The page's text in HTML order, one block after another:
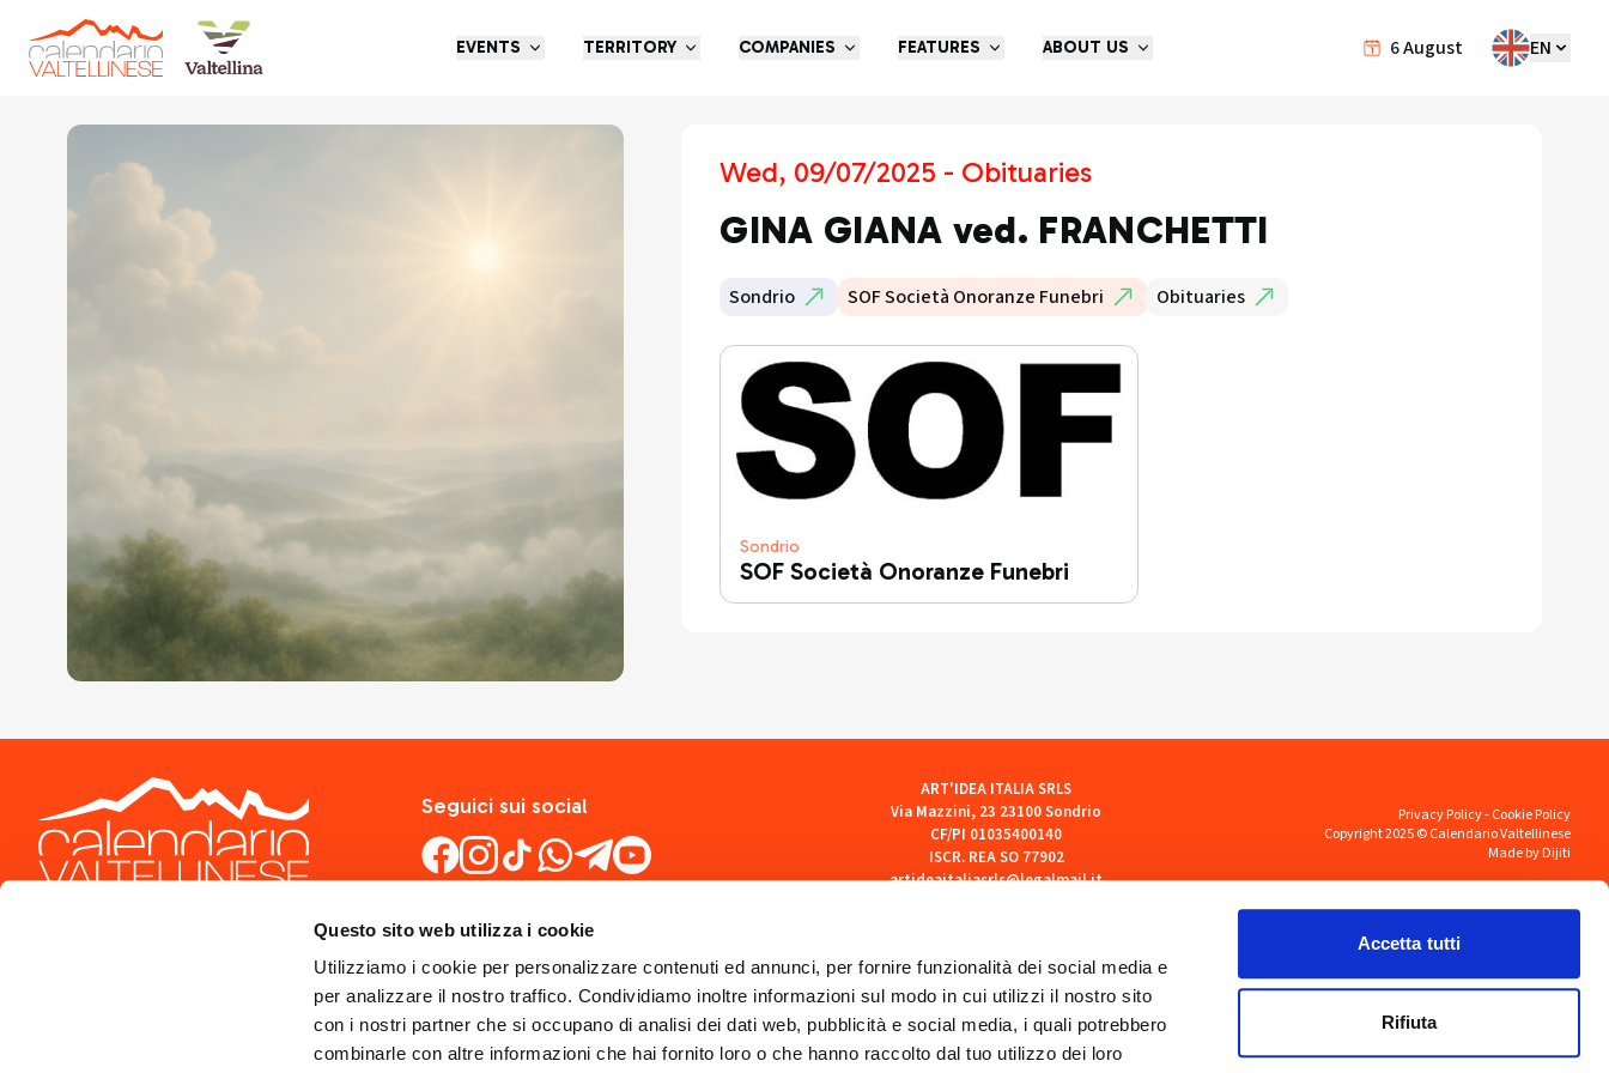
Questo sito web utilizza i cookie
Utilizziamo i cookie per personalizzare contenuti ed annunci, per fornire funzionalità dei social media e
per analizzare il nostro traffico. Condividiamo inoltre informazioni sul modo in cui utilizzi il nostro sito
con i nostri partner che si occupano di analisi dei dati web, pubblicità e social media, i quali potrebbero
combinarle con altre informazioni che hai fornito loro o che hanno raccolto dal tuo utilizzo dei loro
Accetta tutti
Rifiuta
6August EN
EVENTS TERRITORY COMPANIES FEATURES ABOUT US
Go back
Wed, 09/07/2025 - Obituaries
GINA GIANA ved. FRANCHETTI
Sondrio SOF Società Onoranze Funebri Obituaries
Sondrio
SOF Società Onoranze Funebri
Seguici sui social
ART'IDEA ITALIA SRLS
Via Mazzini, 23 23100 Sondrio
CF/PI 01035400140
ISCR. REA SO 77902
artideaitaliasrls@legalmail.it
Privacy Policy-Cookie Policy
Copyright 2025 © Calendario Valtellinese
Made by Dijiti